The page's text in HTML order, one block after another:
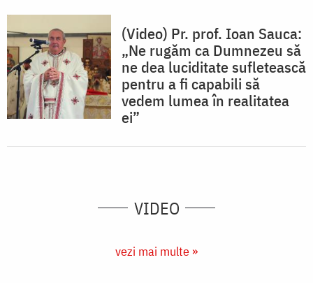
(Video) Pr. prof. Ioan Sauca:
„Ne rugăm ca Dumnezeu să
ne dea luciditate sufletească
pentru a fi capabili să
vedem lumea în realitatea
ei”
VIDEO
vezi mai multe »